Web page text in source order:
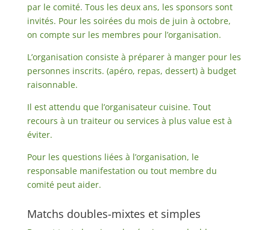
par le comité. Tous les deux ans, les sponsors sont
invités. Pour les soirées du mois de juin à octobre,
on compte sur les membres pour l’organisation.
L’organisation consiste à préparer à manger pour les
personnes inscrits. (apéro, repas, dessert) à budget
raisonnable.
Il est attendu que l’organisateur cuisine. Tout
recours à un traiteur ou services à plus value est à
éviter.
Pour les questions liées à l’organisation, le
responsable manifestation ou tout membre du
comité peut aider.
Matchs doubles-mixtes et simples